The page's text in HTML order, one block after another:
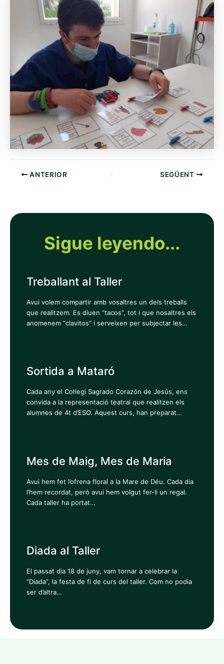
ANTERIOR SEGÜENT
Sigue leyendo...
Treballant al Taller
Avui volem compartir amb vosaltres un dels treballs
que realitzem. Es diuen “tacos”, tot i que nosaltres els
anomenem “clavitos” i serveixen per subjectar les…
Sortida a Mataró
Cada any el Col·legi Sagrado Corazón de Jesús, ens
convida a la representació teatral que realitzen els
alumnes de 4t d’ESO. Aquest curs, han preparat…
Mes de Maig, Mes de Maria
Avui hem fet l’ofrena floral a la Mare de Déu. Cada dia
l’hem recordat, però avui hem volgut fer-li un regal.
Cada taller ha portat…
Diada al Taller
El passat dia 18 de juny, vam tornar a celebrar la
“Diada”, la festa de fi de curs del taller. Com no podia
ser d’altra…